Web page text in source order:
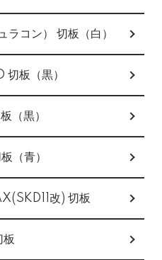
コン） 切板（白）
板（黒）
（黒）
（青）
改) 切板
板